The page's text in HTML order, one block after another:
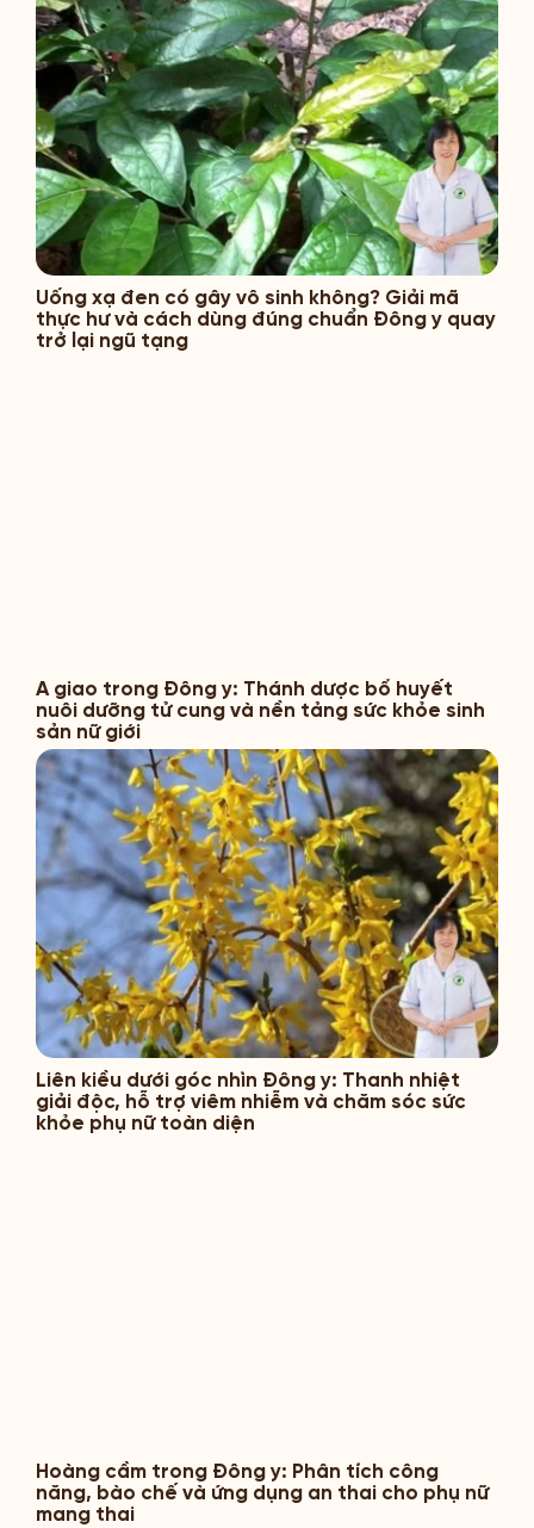
Uống xạ đen có gây vô sinh không? Giải mã
thực hư và cách dùng đúng chuẩn Đông y quay
trở lại ngũ tạng
A giao trong Đông y: Thánh dược bổ huyết
nuôi dưỡng tử cung và nền tảng sức khỏe sinh
sản nữ giới
Liên kiều dưới góc nhìn Đông y: Thanh nhiệt
giải độc, hỗ trợ viêm nhiễm và chăm sóc sức
khỏe phụ nữ toàn diện
Hoàng cầm trong Đông y: Phân tích công
năng, bào chế và ứng dụng an thai cho phụ nữ
mang thai